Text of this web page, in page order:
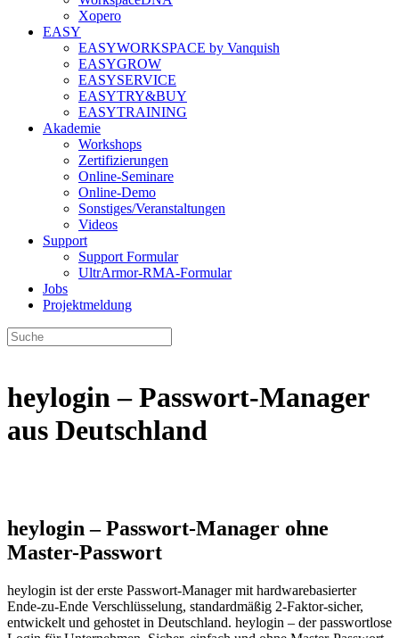
Xopero
EASY
EASYWORKSPACE by Vanquish
EASYGROW
EASYSERVICE
EASYTRY&BUY
EASYTRAINING
Akademie
Workshops
Zertifizierungen
Online-Seminare
Online-Demo
Sonstiges/Veranstaltungen
Videos
Support
Support Formular
UltrArmor-RMA-Formular
Jobs
Projektmeldung
heylogin – Passwort-Manager
aus Deutschland
heylogin – Passwort-Manager ohne
Master-Passwort
heylogin ist der erste Passwort-Manager mit hardwarebasierter
Ende-zu-Ende Verschlüsselung, standardmäßig 2-Faktor-sicher,
entwickelt und gehostet in Deutschland. heylogin – der passwortlose